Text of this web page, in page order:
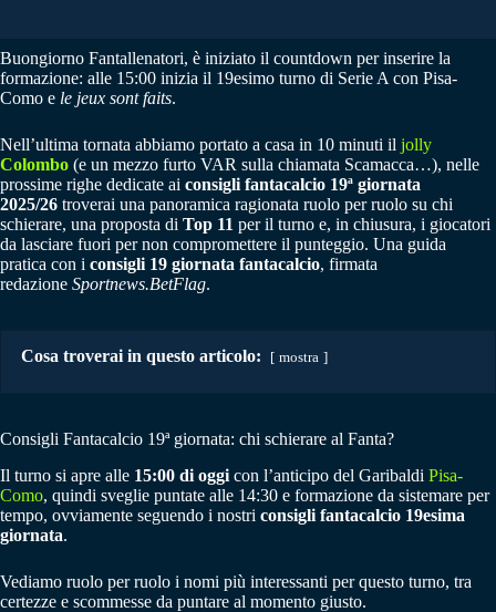
Buongiorno Fantallenatori, è iniziato il countdown per inserire la
formazione: alle 15:00 inizia il 19esimo turno di Serie A con Pisa-
Como e le jeux sont faits.
Nell’ultima tornata abbiamo portato a casa in 10 minuti il jolly
Colombo (e un mezzo furto VAR sulla chiamata Scamacca…), nelle
prossime righe dedicate ai consigli fantacalcio 19ª giornata
2025/26 troverai una panoramica ragionata ruolo per ruolo su chi
schierare, una proposta di Top 11 per il turno e, in chiusura, i giocatori
da lasciare fuori per non compromettere il punteggio. Una guida
pratica con i consigli 19 giornata fantacalcio, firmata
redazione Sportnews.BetFlag.
Cosa troverai in questo articolo: mostra
Consigli Fantacalcio 19ª giornata: chi schierare al Fanta?
Il turno si apre alle 15:00 di oggi con l’anticipo del Garibaldi Pisa-
Como, quindi sveglie puntate alle 14:30 e formazione da sistemare per
tempo, ovviamente seguendo i nostri consigli fantacalcio 19esima
giornata.
Vediamo ruolo per ruolo i nomi più interessanti per questo turno, tra
certezze e scommesse da puntare al momento giusto.